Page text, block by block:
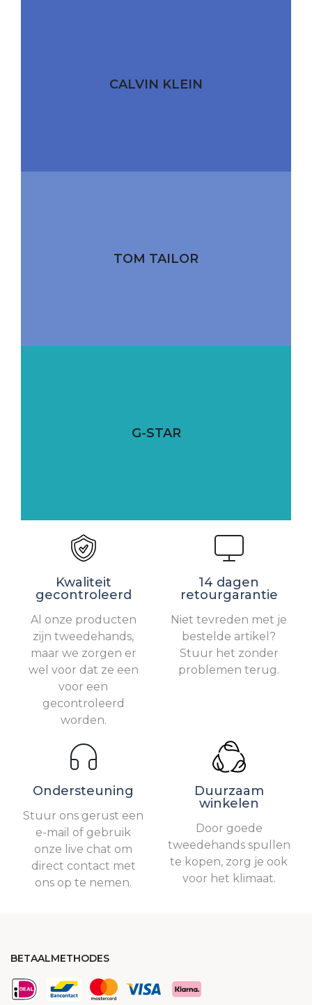
CALVIN KLEIN
TOM TAILOR
G-STAR
Kwaliteit
gecontroleerd
Al onze producten
zijn tweedehands,
maar we zorgen er
wel voor dat ze een
voor een
gecontroleerd
worden.
14 dagen
retourgarantie
Niet tevreden met je
bestelde artikel?
Stuur het zonder
problemen terug.
Ondersteuning
Stuur ons gerust een
e-mail of gebruik
onze live chat om
direct contact met
ons op te nemen.
Duurzaam
winkelen
Door goede
tweedehands spullen
te kopen, zorg je ook
voor het klimaat.
BETAALMETHODES